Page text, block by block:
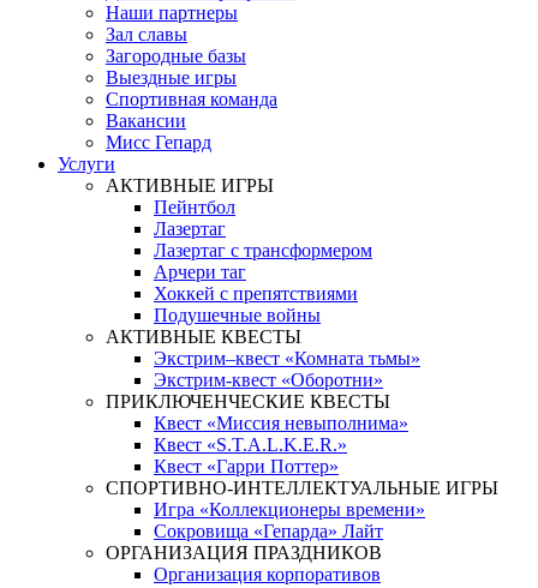
Наши партнеры
Зал славы
Загородные базы
Выездные игры
Спортивная команда
Вакансии
Мисс Гепард
Услуги
АКТИВНЫЕ ИГРЫ
Пейнтбол
Лазертаг
Лазертаг с трансформером
Арчери таг
Хоккей с препятствиями
Подушечные войны
АКТИВНЫЕ КВЕСТЫ
Экстрим–квест «Комната тьмы»
Экстрим-квест «Оборотни»
ПРИКЛЮЧЕНЧЕСКИЕ КВЕСТЫ
Квест «Миссия невыполнима»
Квест «S.T.A.L.K.E.R.»
Квест «Гарри Поттер»
СПОРТИВНО-ИНТЕЛЛЕКТУАЛЬНЫЕ ИГРЫ
Игра «Коллекционеры времени»
Сокровища «Гепарда» Лайт
ОРГАНИЗАЦИЯ ПРАЗДНИКОВ
Организация корпоративов